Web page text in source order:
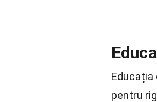
Educația
pentru